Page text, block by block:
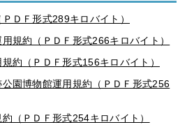
ＤＦ形式289キロバイト）
規約（ＰＤＦ形式266キロバイト）
約（ＰＤＦ形式156キロバイト）
公園博物館運用規約（ＰＤＦ形式256
（ＰＤＦ形式254キロバイト）